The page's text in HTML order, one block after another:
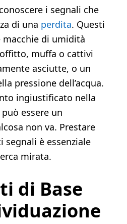
i segnali che
di una perdita. Questi
di umidità
muffa o cattivi
asciutte, o un
pressione dell’acqua.
ingiustificato nella
essere un
non va. Prestare
segnali è essenziale
mirata.
di Base